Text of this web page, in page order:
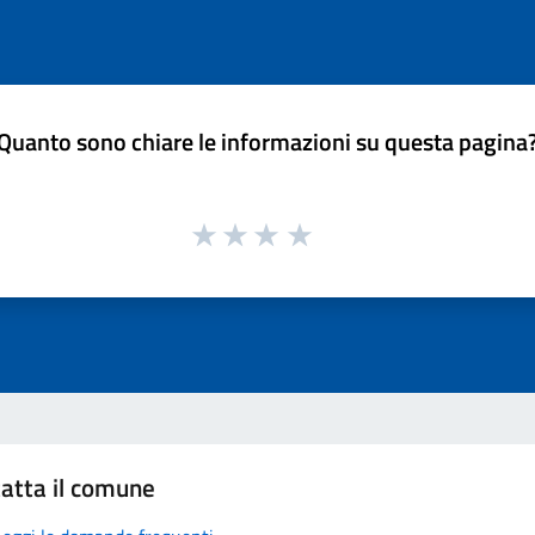
sono chiare le informazioni su questa
il comune